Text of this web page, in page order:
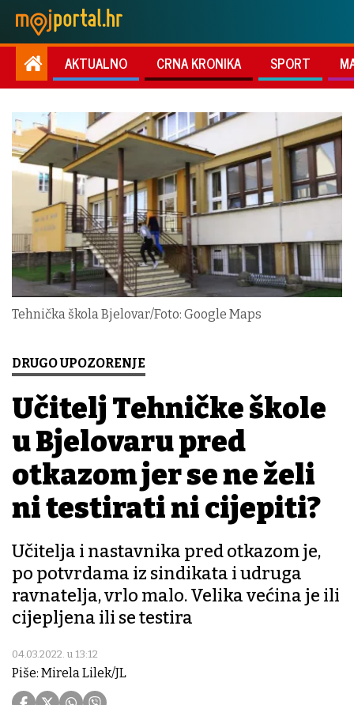
AKTUALNO CRNA KRONIKA SPORT
Tehnička škola Bjelovar/Foto: Google Maps
DRUGO UPOZORENJE
Učitelj Tehničke škole
u Bjelovaru pred
otkazom jer se ne želi
ni testirati ni cijepiti?
Učitelja i nastavnika pred otkazom je,
po potvrdama iz sindikata i udruga
ravnatelja, vrlo malo. Velika većina je ili
cijepljena ili se testira
04.03.2022. u 13:12
Piše: Mirela Lilek/JL